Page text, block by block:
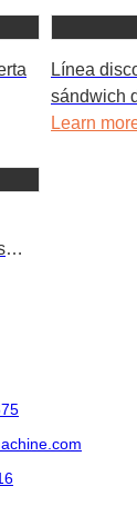
Línea
sándwich
de garaje
Learn